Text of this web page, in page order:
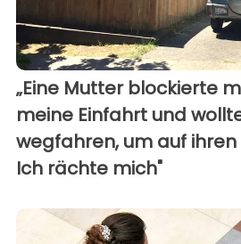
„Eine Mutter blockierte
meine Einfahrt und
wegfahren, um auf ihren
Ich rächte mich"